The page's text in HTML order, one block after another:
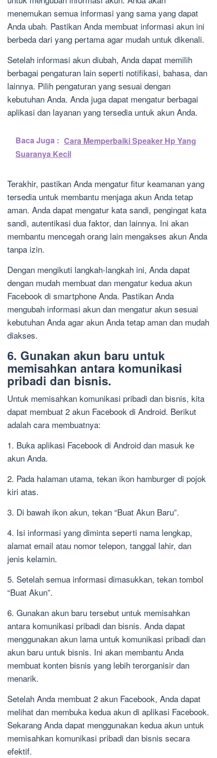
menemukan semua informasi yang sama yang dapat
Anda ubah. Pastikan Anda membuat informasi akun ini
berbeda dari yang pertama agar mudah untuk dikenali.
Setelah informasi akun diubah, Anda dapat memilih
berbagai pengaturan lain seperti notifikasi, bahasa, dan
lainnya. Pilih pengaturan yang sesuai dengan
kebutuhan Anda. Anda juga dapat mengatur berbagai
aplikasi dan layanan yang tersedia untuk akun Anda.
Baca Juga : Cara Memperbaiki Speaker Hp Yang
Suaranya Kecil
Terakhir, pastikan Anda mengatur fitur keamanan yang
tersedia untuk membantu menjaga akun Anda tetap
aman. Anda dapat mengatur kata sandi, pengingat kata
sandi, autentikasi dua faktor, dan lainnya. Ini akan
membantu mencegah orang lain mengakses akun Anda
tanpa izin.
Dengan mengikuti langkah-langkah ini, Anda dapat
dengan mudah membuat dan mengatur kedua akun
Facebook di smartphone Anda. Pastikan Anda
mengubah informasi akun dan mengatur akun sesuai
kebutuhan Anda agar akun Anda tetap aman dan mudah
diakses.
6. Gunakan akun baru untuk
memisahkan antara komunikasi
pribadi dan bisnis.
Untuk memisahkan komunikasi pribadi dan bisnis, kita
dapat membuat 2 akun Facebook di Android. Berikut
adalah cara membuatnya:
1. Buka aplikasi Facebook di Android dan masuk ke
akun Anda.
2. Pada halaman utama, tekan ikon hamburger di pojok
kiri atas.
3. Di bawah ikon akun, tekan “Buat Akun Baru”.
4. Isi informasi yang diminta seperti nama lengkap,
alamat email atau nomor telepon, tanggal lahir, dan
jenis kelamin.
5. Setelah semua informasi dimasukkan, tekan tombol
“Buat Akun”.
6. Gunakan akun baru tersebut untuk memisahkan
antara komunikasi pribadi dan bisnis. Anda dapat
menggunakan akun lama untuk komunikasi pribadi dan
akun baru untuk bisnis. Ini akan membantu Anda
membuat konten bisnis yang lebih terorganisir dan
menarik.
Setelah Anda membuat 2 akun Facebook, Anda dapat
melihat dan membuka kedua akun di aplikasi Facebook.
Sekarang Anda dapat menggunakan kedua akun untuk
memisahkan komunikasi pribadi dan bisnis secara
efektif.